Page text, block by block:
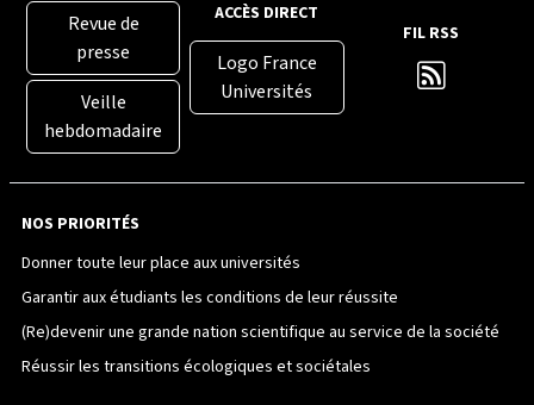
Revue de
presse
Veille
hebdomadaire
ACCÈS DIRECT
Logo France
Universités
FIL RSS
NOS PRIORITÉS
Donner toute leur place aux universités
Garantir aux étudiants les conditions de leur réussite
(Re)devenir une grande nation scientifique au service de la société
Réussir les transitions écologiques et sociétales